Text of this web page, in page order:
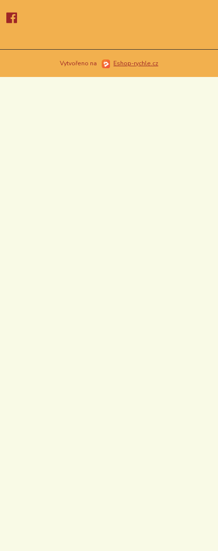
Vytvořeno na Eshop-rychle.cz